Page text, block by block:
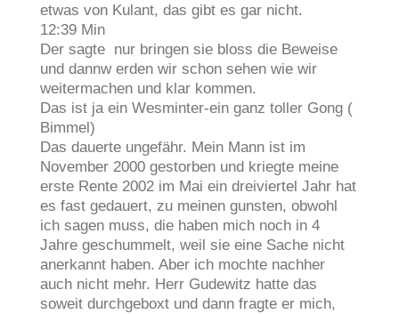
etwas von Kulant, das gibt es gar nicht.
12:39 Min
Der sagte nur bringen sie bloss die Beweise
und dannw erden wir schon sehen wie wir
weitermachen und klar kommen.
Das ist ja ein Wesminter-ein ganz toller Gong (
Bimmel)
Das dauerte ungefähr. Mein Mann ist im
November 2000 gestorben und kriegte meine
erste Rente 2002 im Mai ein dreiviertel Jahr hat
es fast gedauert, zu meinen gunsten, obwohl
ich sagen muss, die haben mich noch in 4
Jahre geschummelt, weil sie eine Sache nicht
anerkannt haben. Aber ich mochte nachher
auch nicht mehr. Herr Gudewitz hatte das
soweit durchgeboxt und dann fragte er mich,